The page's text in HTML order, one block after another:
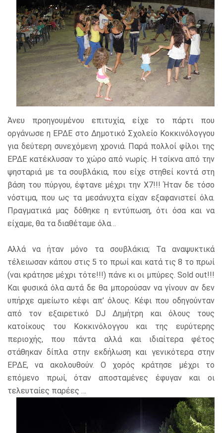
Άνευ προηγουμένου επιτυχία, είχε το πάρτι που
οργάνωσε η ΕΡΔΕ στο Δημοτικό Σχολείο Κοκκινόλογγου
για δεύτερη συνεχόμενη χρονιά. Παρά πολλοί φίλοι της
ΕΡΔΕ κατέκλυσαν το χώρο από νωρίς. Η τσίκνα από την
ψησταριά με τα σουβλάκια, που είχε στηθεί κοντά στη
βάση του πύργου, έφτανε μέχρι την X7!!! Ήταν δε τόσο
νόστιμα, που ως τα μεσάνυχτα είχαν εξαφανιστεί όλα.
Πραγματικά μας δόθηκε η εντύπωση, ότι όσα και να
είχαμε, θα τα διαθέταμε όλα…
Αλλά να ήταν μόνο τα σουβλάκια; Τα αναψυκτικά
τέλειωσαν κάπου στις 5 το πρωί και κατά τις 8 το πρωί
(ναι κράτησε μέχρι τότε!!!) πάνε κι οι μπύρες. Sold out!!!
Και φυσικά όλα αυτά δε θα μπορούσαν να γίνουν αν δεν
υπήρχε αμείωτο κέφι απ’ όλους. Κέφι που οδηγούνταν
από τον εξαιρετικό DJ Δημήτρη και όλους τους
κατοίκους του Κοκκινόλογγου και της ευρύτερης
περιοχής, που πάντα αλλά και ιδιαίτερα φέτος
στάθηκαν δίπλα στην εκδήλωση και γενικότερα στην
ΕΡΔΕ, να ακολουθούν. Ο χορός κράτησε μέχρι το
επόμενο πρωί, όταν αποσταμένες έφυγαν και οι
τελευταίες παρέες …